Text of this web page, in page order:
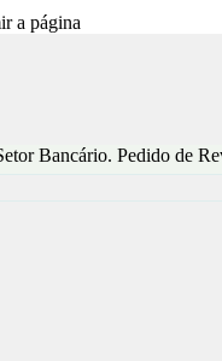
Bancário. Pedido de